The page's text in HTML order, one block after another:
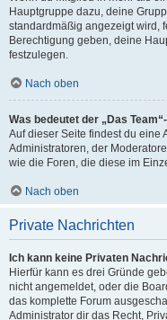
Hauptgruppe dazu, deine
standardmäßig angezeigt wird,
Berechtigung geben, deine
festzulegen.
Nach oben
Was bedeutet der „Das
Auf dieser Seite findest du eine
Administratoren, der
wie die Foren, die diese im
Nach oben
Private Nachrichten
Ich kann keine Privaten
Hierfür kann es drei Gründe
nicht angemeldet, oder die
das komplette Forum
Administrator dir das Recht,